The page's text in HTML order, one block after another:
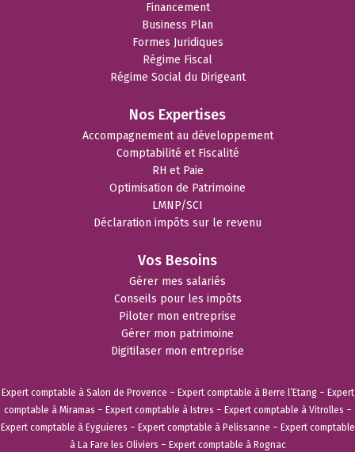
Financement
Business Plan
Formes Juridiques
Régime Fiscal
Régime Social du Dirigeant
Nos Expertises
Accompagnement au développement
Comptabilité et Fiscalité
RH et Paie
Optimisation de Patrimoine
LMNP/SCI
Déclaration impôts sur le revenu
Vos Besoins
Gérer mes salariés
Conseils pour les impôts
Piloter mon entreprise
Gérer mon patrimoine
Digitilaser mon entreprise
Expert comptable à Salon de Provence – Expert comptable à Berre l’Etang– Expert
comptable à Miramas – Expert comptable à Istres – Expert comptable à Vitrolles –
Expert comptable à Eyguieres – Expert comptable à Pelissanne – Expert comptable
à La Fare les Oliviers – Expert comptable à Rognac